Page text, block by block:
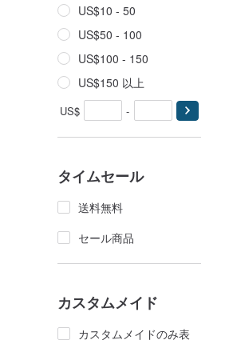
US$10 - 50
US$50 - 100
US$100 - 150
US$150 以上
US$ -
タイムセール
送料無料
セール商品
カスタムメイド
カスタムメイドのみ表